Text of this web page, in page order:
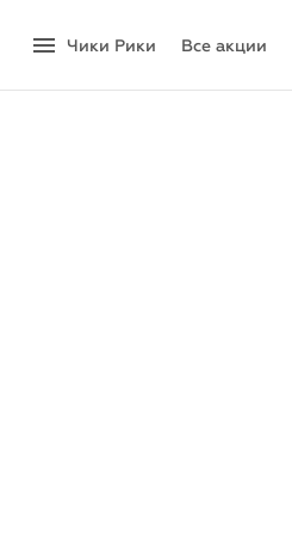
menu Чики Рики акции